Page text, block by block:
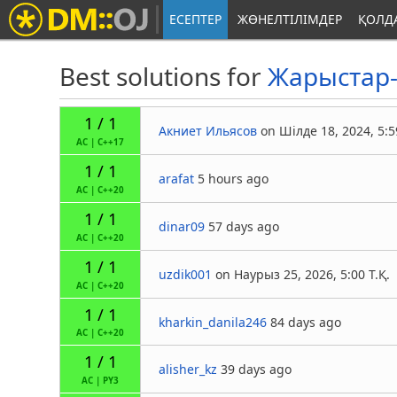
ЕСЕПТЕР ЖӨНЕЛТІЛІМДЕР
Best solutions for
1 / 1
AC |C++17
Акниет Ильясов on Шілде 18, 2024,
1 / 1
AC |C++20
arafat 5 hours ago
1 / 1
AC |C++20
dinar09 57 days ago
1 / 1
AC |C++20
uzdik001 on Наурыз 25, 2026, 5:00 Т.Қ.
1 / 1
AC |C++20
kharkin_danila246 84 days ago
1 / 1
AC PY3
alisher_kz 39 days ago